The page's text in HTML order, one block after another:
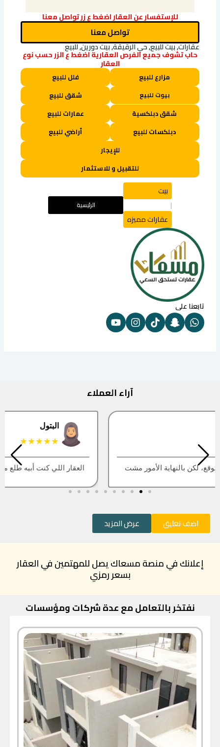
للإستفسار عن العقار اضغط ع زر تواصل معنا
تواصل معنا
عقارات, بيت للبيع, حي الرقيقة, بيت دورين, للبيع
حاب تشوف جميع الفرص العقارية اضغط ع الزر حسب نوع
العقار
مزارع للبيع فلل للبيع
بيوت للبيع
شقق للبيع
شقق دبلكسية
عمارات للبيع
دبلكسات للبيع
أراضي للبيع
للإيجار
للتقبيل و للاستثمار
بيت
|
عقارات مميزه
الرئيسية
تابعنا على
آراء العملاء
العقار اللي كنت أبيه طلع مباع، أتمنى التحديث يكون أسرع
اضف تعليق عرض المزيد
إعلانك في منصة مسعاك يصل للمهتمين في العقار
بسعر رمزي
نفتخر بالتعامل مع عدة شركات ومؤسسات